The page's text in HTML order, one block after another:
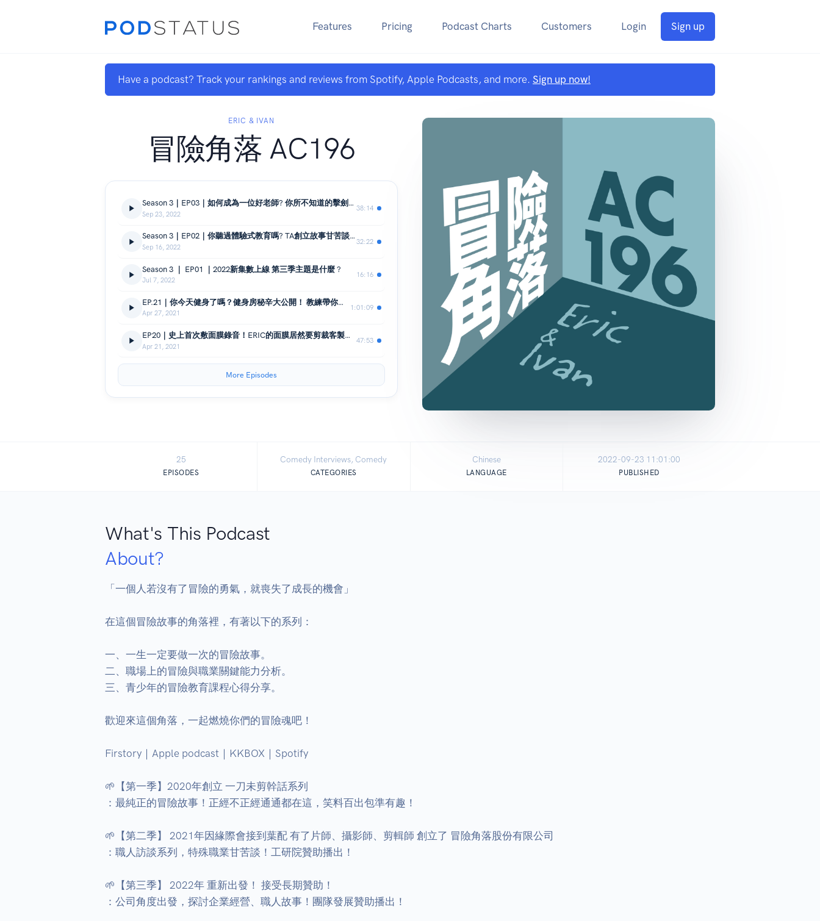
Features Pricing Podcast Charts Customers Login Sign up
Have a podcast? Track your rankings and reviews from Spotify, Apple Podcasts, and more. Sign up now!
ERIC & IVAN
冒險角落 AC196
Season 3｜EP03｜如何成為一位好老師? 你所不知道的擊劍運動 ft.陳澤元
Sep 23, 2022
38:14
Season 3｜EP02｜你聽過體驗式教育嗎? TA創立故事甘苦談 ft.廖炳煌老師
Sep 16, 2022
32:22
Season 3 ｜ EP01 ｜2022新集數上線 第三季主題是什麼 ?
Jul 7, 2022
16:16
EP.21｜你今天健身了嗎？健身房秘辛大公開！ 教練帶你了解健身迷思 FT. KEN
Apr 27, 2021
1:01:09
EP20｜史上首次敷面膜錄音！ERIC的面膜居然要剪裁客製化？化粧品原來是生技醫療的一部分 ft.工研院產業學院
Apr 21, 2021
47:53
More Episodes
25
EPISODES
Comedy Interviews, Comedy
CATEGORIES
Chinese
LANGUAGE
2022-09-23 11:01:00
PUBLISHED
What's This Podcast
About?
「一個人若沒有了冒險的勇氣，就喪失了成長的機會」
在這個冒險故事的角落裡，有著以下的系列：
一、一生一定要做一次的冒險故事。
二、職場上的冒險與職業關鍵能力分析。
三、青少年的冒險教育課程心得分享。
歡迎來這個角落，一起燃燒你們的冒險魂吧！
Firstory｜Apple podcast｜KKBOX｜Spotify
🌱【第一季】2020年創立 一刀未剪幹話系列
：最純正的冒險故事！正經不正經通通都在這，笑料百出包準有趣！
🌱【第二季】 2021年因緣際會接到葉配 有了片師、攝影師、剪輯師 創立了 冒險角落股份有限公司
：職人訪談系列，特殊職業甘苦談！工研院贊助播出！
🌱【第三季】 2022年 重新出發！ 接受長期贊助！
：公司角度出發，探討企業經營、職人故事！團隊發展贊助播出！